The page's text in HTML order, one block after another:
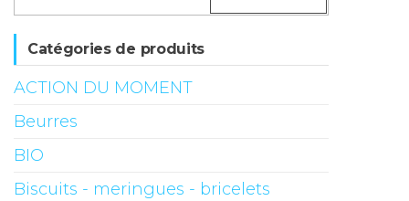
Catégories de produits
ACTION DU MOMENT
Beurres
BIO
Biscuits - meringues - bricelets